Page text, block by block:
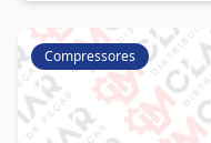
Compressores